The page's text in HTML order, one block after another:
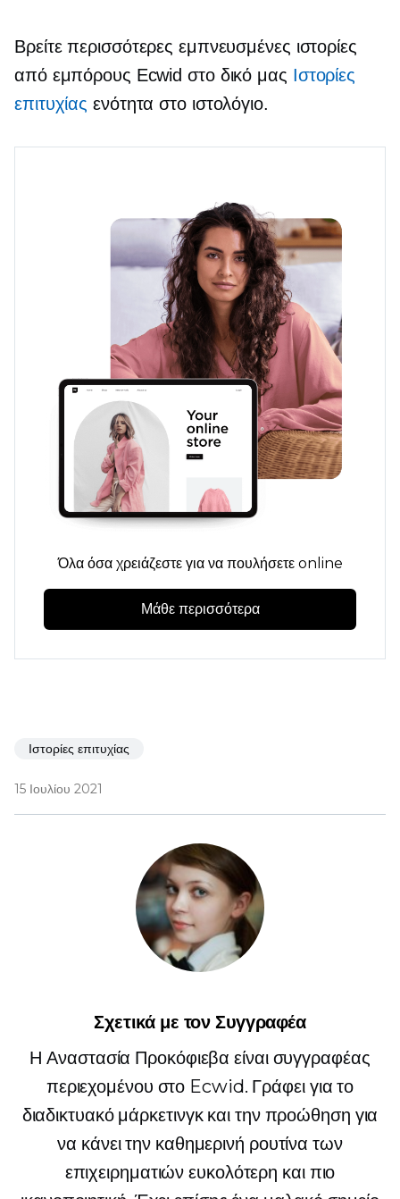
Βρείτε περισσότερες εμπνευσμένες ιστορίες
από εμπόρους Ecwid στο δικό μας Ιστορίες
επιτυχίας ενότητα στο ιστολόγιο.
Όλα όσα χρειάζεστε για να πουλήσετε online
Μάθε περισσότερα
Ιστορίες επιτυχίας
15 Ιουλίου 2021
Σχετικά με τον Συγγραφέα
Η Αναστασία Προκόφιεβα είναι συγγραφέας
περιεχομένου στο Ecwid. Γράφει για το
διαδικτυακό μάρκετινγκ και την προώθηση για
να κάνει την καθημερινή ρουτίνα των
επιχειρηματιών ευκολότερη και πιο